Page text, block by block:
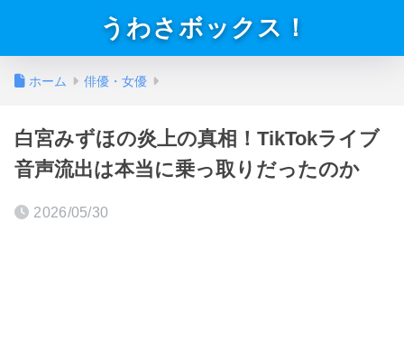
うわさボックス！
ホーム 俳優・女優
白宮みずほの炎上の真相！TikTokライブ
音声流出は本当に乗っ取りだったのか
2026/05/30